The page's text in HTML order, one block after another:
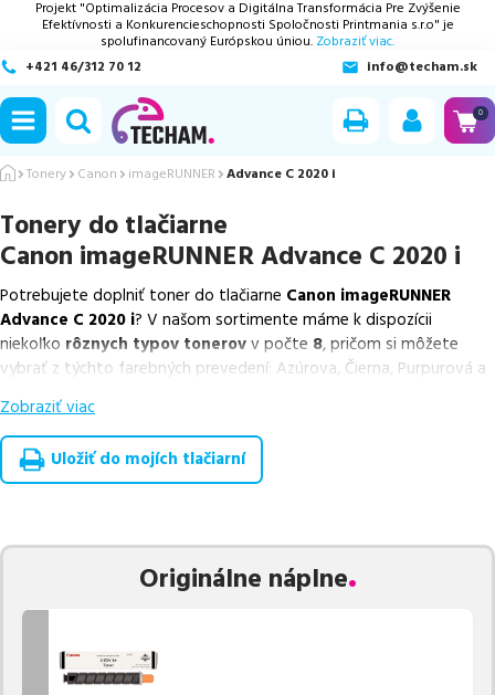
Projekt "Optimalizácia Procesov a Digitálna Transformácia Pre Zvýšenie
Efektívnosti a Konkurencieschopnosti Spoločnosti Printmania s.r.o" je
spolufinancovaný Európskou úniou. Zobraziť viac.
+421 46/312 70 12
info@techam.sk
0
Tonery Canon imageRUNNER Advance C 2020 i
Tonery do tlačiarne
Canon imageRUNNER Advance C 2020 i
Potrebujete doplniť toner do tlačiarne Canon imageRUNNER
Advance C 2020 i? V našom sortimente máme k dispozícii
niekoľko rôznych typov tonerovv počte 8, pričom si môžete
vybrať z týchto farebných prevedení: Azúrova, Čierna, Purpurová a
Z uvedeného množstva dostupných náplní
náplnev počte 8ks.
už od23,53€.
Vieme, že pri nákupe zohráva dôležitú úlohu aj dostupnosť. Preto
sa snažíme
ponuke 8 ks tonerov,
Zobraziť viac
Uložiť do mojích tlačiarní
Originálne náplne